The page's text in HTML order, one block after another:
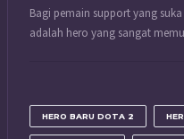
Bagi pemain support yang
adalah hero yang sangat
HERO BARU DOTA 2